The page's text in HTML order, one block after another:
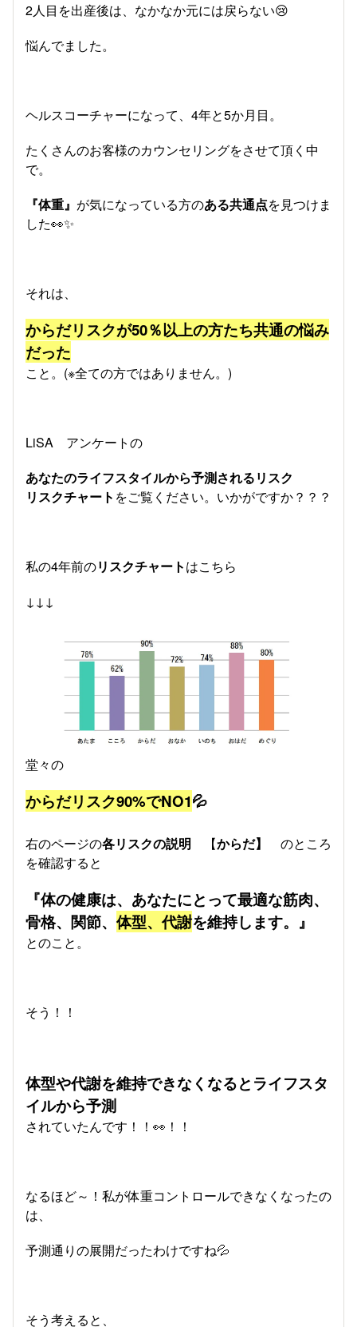
2人目を出産後は、なかなか元には戻らない😢
悩んでました。
ヘルスコーチャーになって、4年と5か月目。
たくさんのお客様のカウンセリングをさせて頂く中
で。
『体重』 が気になっている方のある共通点を見つけま
した👀✨
それは、
からだリスクが50％以上の方たち共通の悩み
だった
こと。(※全ての方ではありません。)
LiSA アンケートの
あなたのライフスタイルから予測されるリスク
リスクチャート をご覧ください。いかがですか？？？
私の4年前のリスクチャートはこちら
↓↓↓
堂々の
からだリスク90%でNO1💦
右のページの各リスクの説明 【からだ】
のところ
を確認すると
『体の健康は、あなたにとって最適な筋肉、
骨格、関節、 体型、代謝を維持します。』
とのこと。
そう！！
体型や代謝を維持できなくなるとライフスタ
イルから予測
されていたんです！！👀！！
なるほど～！私が体重コントロールできなくなったの
は、
予測通りの展開だったわけですね💦
そう考えると、